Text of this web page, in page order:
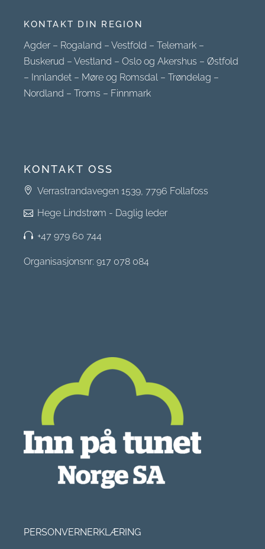
KONTAKT DIN REGION
Agder– Rogaland –Vestfold –Telemark –
Buskerud –Vestland –Oslo og Akershus –Østfold
– Innlandet – Møre og Romsdal –Trøndelag –
Nordland –Troms – Finnmark
KONTAKT OSS
Verrastrandavegen 1539, 7796 Follafoss
Hege Lindstrøm - Daglig leder
+47 979 60 744
Organisasjonsnr: 917 078 084
PERSONVERNERKLÆRING